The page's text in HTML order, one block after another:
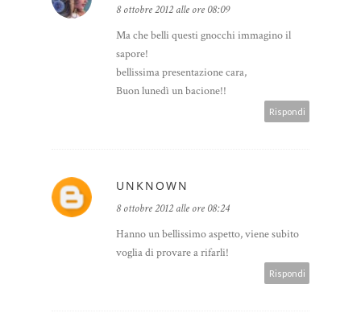
8 ottobre 2012 alle ore 08:09
Ma che belli questi gnocchi immagino il
sapore!
bellissima presentazione cara,
Buon lunedì un bacione!!
Rispondi
UNKNOWN
8 ottobre 2012 alle ore 08:24
Hanno un bellissimo aspetto, viene subito
voglia di provare a rifarli!
Rispondi